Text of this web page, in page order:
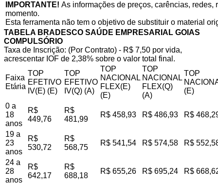
IMPORTANTE! As informações de preços, carências,
momento.
Esta ferramenta não tem o objetivo de substituir o material
TABELA BRADESCO SAÚDE EMPRESARIAL GOIAS
COMPULSÓRIO
Taxa de Inscrição: (Por Contrato) - R$ 7,50 por vida,
acrescentar IOF de 2,38% sobre o valor total final.
Faixa
Etária
TOP
EFETIVO
IV(E) (E)
TOP
EFETIVO
IV(Q) (A)
TOP
NACIONAL
FLEX(E)
(E)
TOP
NACIONAL
FLEX(Q)
(A)
TOP
(E)
0 a
18
anos
R$
449,76
R$
481,99
R$ 458,93 R$ 486,93 R$
19 a
23
anos
R$
530,72
R$
568,75
R$ 541,54 R$ 574,58 R$
24 a
28
anos
R$
642,17
R$
688,18
R$ 655,26 R$ 695,24 R$